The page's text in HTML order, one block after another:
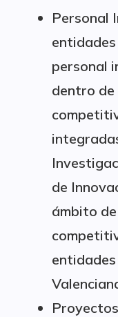
Personal
personal
dentro
de
ámbito